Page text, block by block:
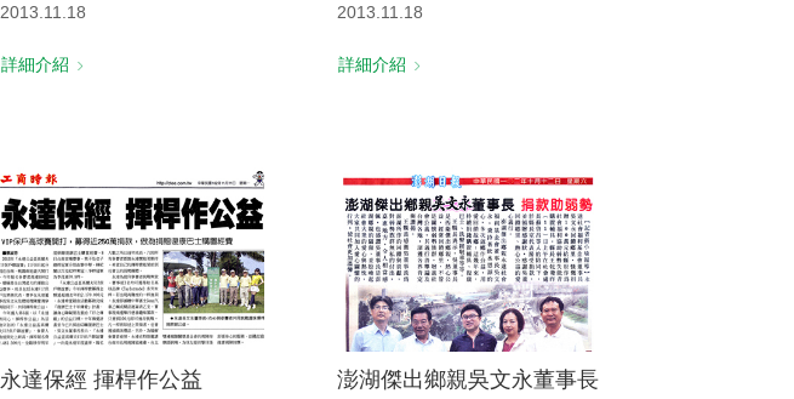
2013.11.18
詳細介紹
2013.11.18
詳細介紹
永達保經 揮桿作公益
澎湖傑出鄉親吳文永董事長